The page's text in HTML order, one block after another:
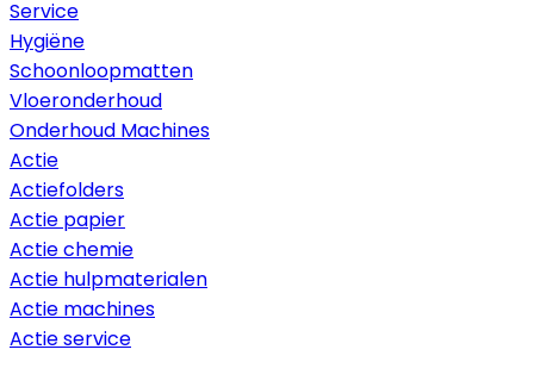
Service
Hygiëne
Schoonloopmatten
Vloeronderhoud
Onderhoud Machines
Actie
Actiefolders
Actie papier
Actie chemie
Actie hulpmaterialen
Actie machines
Actie service